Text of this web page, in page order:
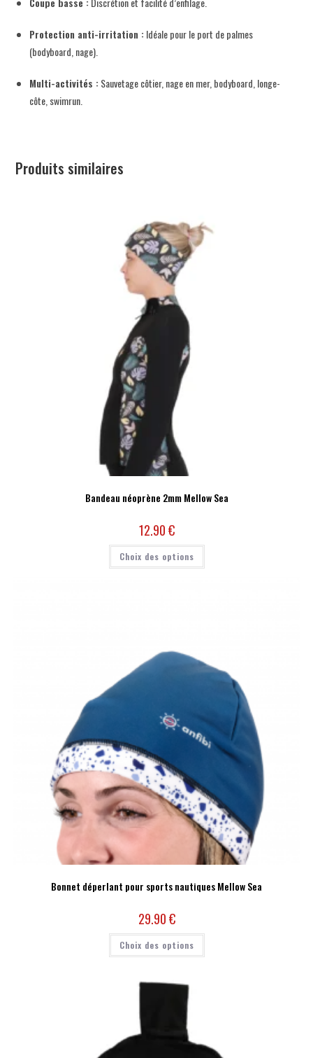
Protection anti-irritation : Idéale pour le port de palmes
(bodyboard, nage).
Multi-activités : Sauvetage côtier, nage en mer, bodyboard, longe-
côte, swimrun.
Produits similaires
Bandeau néoprène 2mm Mellow Sea
12.90€
Choix des options
Bonnet déperlant pour sports nautiques Mellow Sea
29.90€
Choix des options